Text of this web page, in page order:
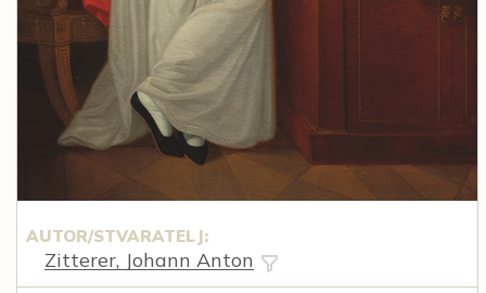
AUTOR/STVARATELJ:
Zitterer, Johann Anton